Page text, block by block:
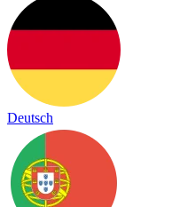
Deutsch